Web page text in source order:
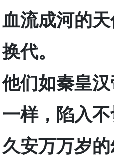
血流成河的
换代。
他们如秦皇
一样，陷入
久安万万岁